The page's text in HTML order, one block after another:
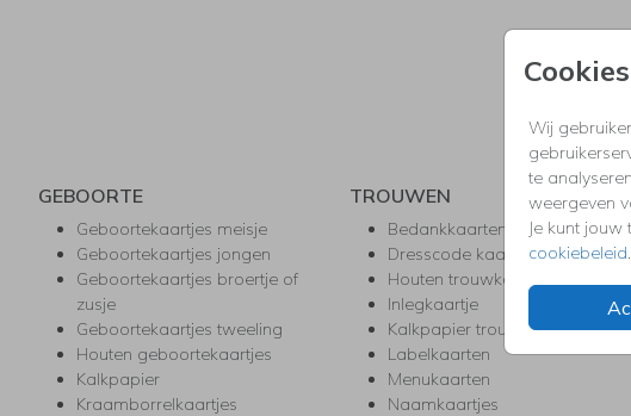
Cookies
Wij
te
weergeven
Je kunt
cookiebeleid.
GEBOORTE
Geboortekaartjes meisje
Geboortekaartjes jongen
Geboortekaartjes broertje of
zusje
Geboortekaartjes tweeling
Houten geboortekaartjes
Kalkpapier
Kraamborrelkaartjes
TROUWEN
Bedankkaarten
Dresscode kaartjes
Houten trouwkaarten
Inlegkaartje
Kalkpapier trouwkaarten
Labelkaarten
Menukaarten
Naamkaartjes